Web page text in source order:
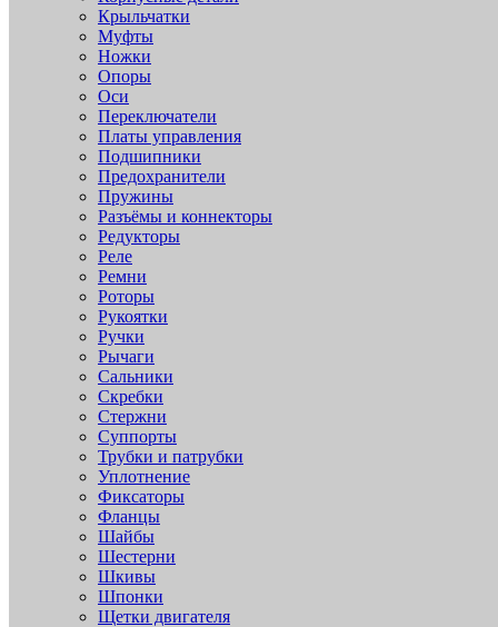
Крыльчатки
Муфты
Ножки
Опоры
Оси
Переключатели
Платы управления
Подшипники
Предохранители
Пружины
Разъёмы и коннекторы
Редукторы
Реле
Ремни
Роторы
Рукоятки
Ручки
Рычаги
Сальники
Скребки
Стержни
Суппорты
Трубки и патрубки
Уплотнение
Фиксаторы
Фланцы
Шайбы
Шестерни
Шкивы
Шпонки
Щетки двигателя